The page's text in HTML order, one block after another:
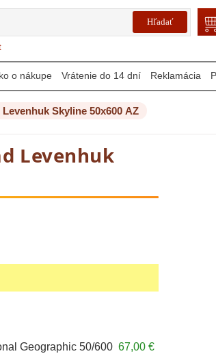
o nákupe Vrátenie do 14 dní Reklamácia
Skyline 50х600 AZ
Levenhuk
Geographic 50/600 67,00 €